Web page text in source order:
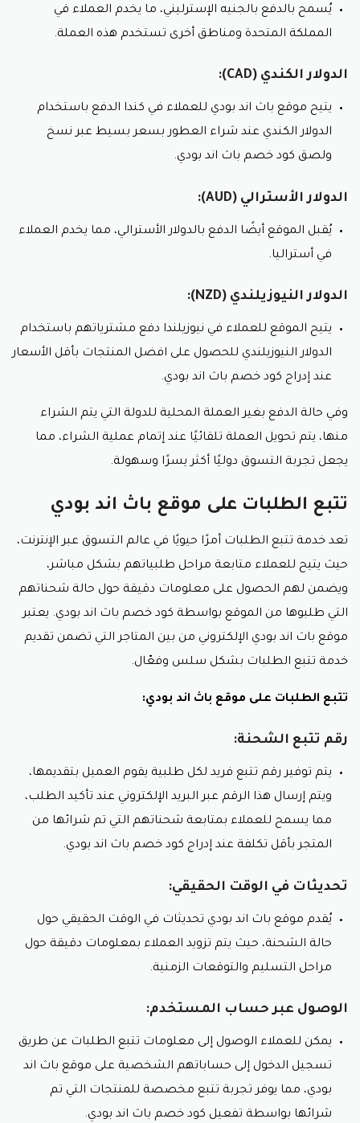
يُسمح بالدفع بالجنيه الإسترليني، ما يخدم العملاء في
المملكة المتحدة ومناطق أخرى تستخدم هذه العملة.
الدولار الكندي (CAD):
يتيح موقع باث اند بودي للعملاء في كندا الدفع باستخدام
الدولار الكندي عند شراء العطور بسعر بسيط عبر نسخ
ولصق كود خصم باث اند بودي.
الدولار الأسترالي (AUD):
يُقبل الموقع أيضًا الدفع بالدولار الأسترالي، مما يخدم العملاء
في أستراليا.
الدولار النيوزيلندي (NZD):
يتيح الموقع للعملاء في نيوزيلندا دفع مشترياتهم باستخدام
الدولار النيوزيلندي للحصول على افضل المنتجات بأقل الأسعار
عند إدراج كود خصم باث اند بودي.
وفي حالة الدفع بغير العملة المحلية للدولة التي يتم الشراء
منها، يتم تحويل العملة تلقائيًا عند إتمام عملية الشراء، مما
يجعل تجربة التسوق دوليًا أكثر يسرًا وسهولة.
تتبع الطلبات على موقع باث اند بودي
تعد خدمة تتبع الطلبات أمرًا حيويًا في عالم التسوق عبر الإنترنت،
حيث يتيح للعملاء متابعة مراحل طلبياتهم بشكل مباشر،
ويضمن لهم الحصول على معلومات دقيقة حول حالة شحناتهم
التي طلبوها من الموقع بواسطة كود خصم باث اند بودي. يعتبر
موقع باث اند بودي الإلكتروني من بين المتاجر التي تضمن تقديم
خدمة تتبع الطلبات بشكل سلس وفعّال.
تتبع الطلبات على موقع باث اند بودي:
رقم تتبع الشحنة:
يتم توفير رقم تتبع فريد لكل طلبية يقوم العميل بتقديمها،
ويتم إرسال هذا الرقم عبر البريد الإلكتروني عند تأكيد الطلب،
مما يسمح للعملاء بمتابعة شحناتهم التي تم شرائها من
المتجر بأقل تكلفة عند إدراج كود خصم باث اند بودي.
تحديثات في الوقت الحقيقي:
يُقدم موقع باث اند بودي تحديثات في الوقت الحقيقي حول
حالة الشحنة، حيث يتم تزويد العملاء بمعلومات دقيقة حول
مراحل التسليم والتوقعات الزمنية.
الوصول عبر حساب المستخدم:
يمكن للعملاء الوصول إلى معلومات تتبع الطلبات عن طريق
تسجيل الدخول إلى حساباتهم الشخصية على موقع باث اند
بودي، مما يوفر تجربة تتبع مخصصة للمنتجات التي تم
شرائها بواسطة تفعيل كود خصم باث اند بودي.